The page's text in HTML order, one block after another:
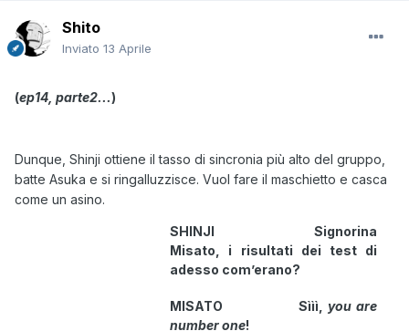
Shito
Inviato 13 Aprile
(ep14, parte2...)
Dunque, Shinji ottiene il tasso di sincronia più alto del gruppo,
batte Asuka e si ringalluzzisce. Vuol fare il maschietto e casca
come un asino.
SHINJI Signorina
Misato, i risultati dei test di
adesso com’erano?
MISATO Sììì, you are
number one!